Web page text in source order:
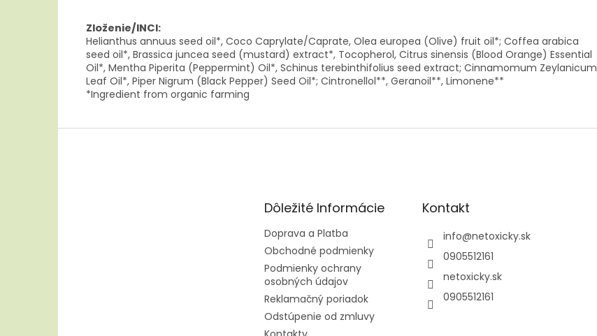
Zloženie/INCI:
Helianthus annuus seed oil*, Coco Caprylate/Caprate, Olea europea (Olive) fruit oil*; Coffea arabica
seed oil*, Brassica juncea seed (mustard) extract*, Tocopherol, Citrus sinensis (Blood Orange) Essential
Oil*, Mentha Piperita (Peppermint) Oil*, Schinus terebinthifolius seed extract; Cinnamomum Zeylanicum
Leaf Oil*, Piper Nigrum (Black Pepper) Seed Oil*; Cintronellol**, Geranoil**, Limonene**
*Ingredient from organic farming
Dôležité Informácie
Doprava a Platba
Obchodné podmienky
Podmienky ochrany
osobných údajov
Reklamačný poriadok
Odstúpenie od zmluvy
Kontakt
info@netoxicky.sk
0905512161
netoxicky.sk
0905512161